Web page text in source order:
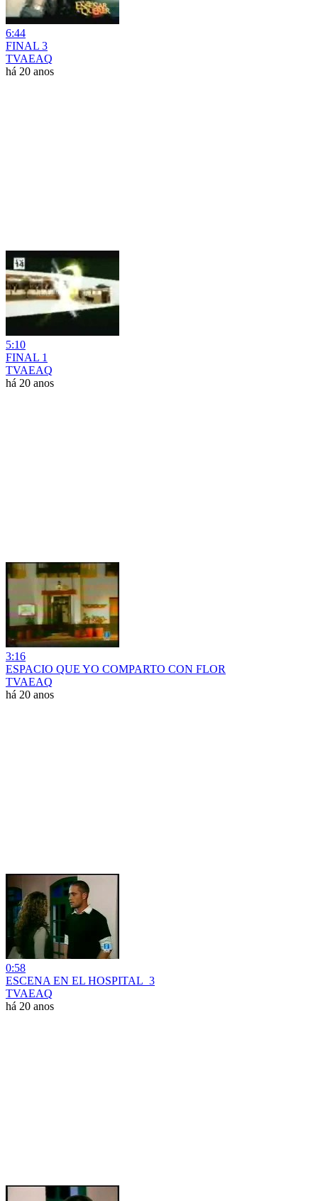
6:44
FINAL 3
TVAEAQ
há 20 anos
5:10
FINAL 1
TVAEAQ
há 20 anos
3:16
ESPACIO QUE YO COMPARTO CON FLOR
TVAEAQ
há 20 anos
0:58
ESCENA EN EL HOSPITAL_3
TVAEAQ
há 20 anos